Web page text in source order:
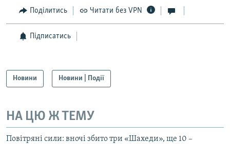
Поділитись Читати без VPN
Підписатись
Новини Новини | Події
НА ЦЮ Ж ТЕМУ
Повітряні сили: вночі збито три «Шахеди», ще 10 –